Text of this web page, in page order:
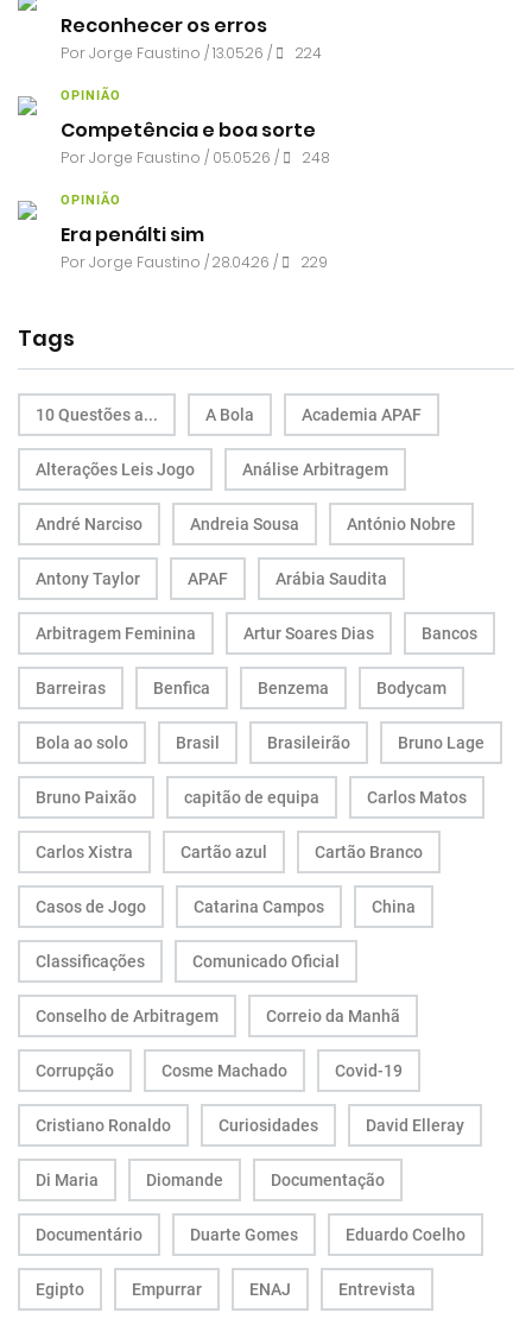
Reconhecer os erros
PorJorge Faustino / 13.05.26 / 224
OPINIÃO
Competência e boa sorte
PorJorge Faustino / 05.05.26 / 248
OPINIÃO
Era penálti sim
PorJorge Faustino / 28.04.26 / 229
Tags
10 Questões a... A Bola Academia APAF
Alterações Leis Jogo Análise Arbitragem
André Narciso Andreia Sousa António Nobre
Antony Taylor APAF Arábia Saudita
Arbitragem Feminina Artur Soares Dias Bancos
Barreiras Benfica Benzema Bodycam
Bola ao solo Brasil Brasileirão Bruno Lage
Bruno Paixão capitão de equipa Carlos Matos
Carlos Xistra Cartão azul Cartão Branco
Casos de Jogo Catarina Campos China
Classificações Comunicado Oficial
Conselho de Arbitragem Correio da Manhã
Corrupção Cosme Machado Covid-19
Cristiano Ronaldo Curiosidades David Elleray
Di Maria Diomande Documentação
Documentário Duarte Gomes Eduardo Coelho
Egipto Empurrar ENAJ Entrevista